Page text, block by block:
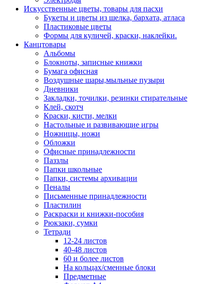
Искусственные цветы, товары для пасхи
Букеты и цветы из шелка, бархата, атласа
Пластиковые цветы
Формы для куличей, краски, наклейки.
Канцтовары
Альбомы
Блокноты, записные книжки
Бумага офисная
Воздушные шары,мыльные пузыри
Дневники
Закладки, точилки, резинки стирательные
Клей, скотч
Краски, кисти, мелки
Настольные и развивающие игры
Ножницы, ножи
Обложки
Офисные принадлежности
Паззлы
Папки школьные
Папки, системы архивации
Пеналы
Письменные принадлежности
Пластилин
Раскраски и книжки-пособия
Рюкзаки, сумки
Тетради
12-24 листов
40-48 листов
60 и более листов
На кольцах/сменные блоки
Предметные